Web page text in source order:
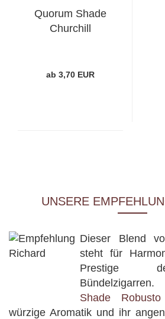
Quorum Shade
Churchill
ab 3,70 EUR
UNSERE
Dieser Blend
steht für
Prestige
Shade Robusto
würzige Aromatik und ihr